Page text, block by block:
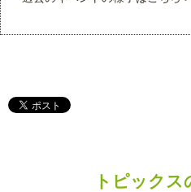
トピックス